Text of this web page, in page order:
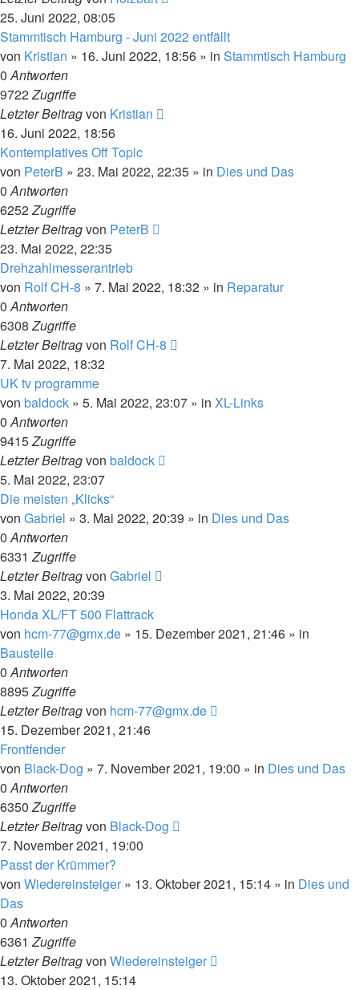
25. Juni 2022, 08:05
Stammtisch Hamburg - Juni 2022 entfällt
von Kristian » 16. Juni 2022, 18:56 » in Stammtisch Hamburg
0Antworten
9722Zugriffe
Letzter Beitragvon Kristian
16. Juni 2022, 18:56
Kontemplatives Off Topic
von PeterB » 23. Mai 2022, 22:35 » in Dies und Das
0Antworten
6252Zugriffe
Letzter Beitragvon PeterB
23. Mai 2022, 22:35
Drehzahlmesserantrieb
von Rolf CH-8 » 7. Mai 2022, 18:32 » in Reparatur
0Antworten
6308Zugriffe
Letzter Beitragvon Rolf CH-8
7. Mai 2022, 18:32
UK tv programme
von baldock » 5. Mai 2022, 23:07 » in XL-Links
0Antworten
9415Zugriffe
Letzter Beitragvon baldock
5. Mai 2022, 23:07
Die meisten „Klicks“
von Gabriel » 3. Mai 2022, 20:39 » in Dies und Das
0Antworten
6331Zugriffe
Letzter Beitragvon Gabriel
3. Mai 2022, 20:39
Honda XL/FT 500 Flattrack
von hcm-77@gmx.de » 15. Dezember 2021, 21:46 » in
Baustelle
0Antworten
8895Zugriffe
Letzter Beitragvon hcm-77@gmx.de
15. Dezember 2021, 21:46
Frontfender
von Black-Dog » 7. November 2021, 19:00 » in Dies und Das
0Antworten
6350Zugriffe
Letzter Beitragvon Black-Dog
7. November 2021, 19:00
Passt der Krümmer?
von Wiedereinsteiger » 13. Oktober 2021, 15:14 » in Dies und
Das
0Antworten
6361Zugriffe
Letzter Beitragvon Wiedereinsteiger
13. Oktober 2021, 15:14